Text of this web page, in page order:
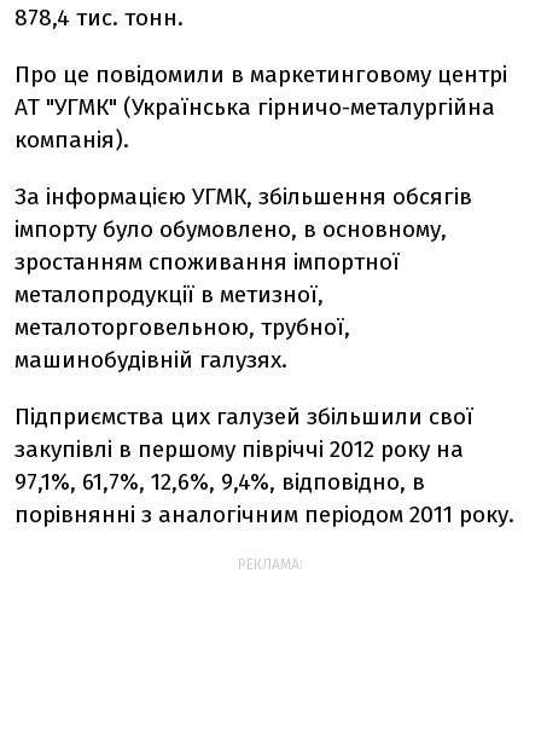
878,4 тис. тонн.
Про це повідомили в маркетинговому центрі
АТ "УГМК" (Українська гірничо-металургійна
компанія).
За інформацією УГМК, збільшення обсягів
імпорту було обумовлено, в основному,
зростанням споживання імпортної
металопродукції в метизної,
металоторговельною, трубної,
машинобудівній галузях.
Підприємства цих галузей збільшили свої
закупівлі в першому півріччі 2012 року на
97,1%, 61,7%, 12,6%, 9,4%, відповідно, в
порівнянні з аналогічним періодом 2011 року.
РЕКЛАМА: